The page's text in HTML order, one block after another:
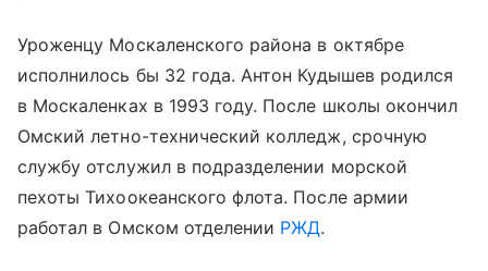
Уроженцу Москаленского района в октябре
исполнилось бы 32 года. Антон Кудышев родился
в Москаленках в 1993 году. После школы окончил
Омский летно-технический колледж, срочную
службу отслужил в подразделении морской
пехоты Тихоокеанского флота. После армии
работал в Омском отделении РЖД.